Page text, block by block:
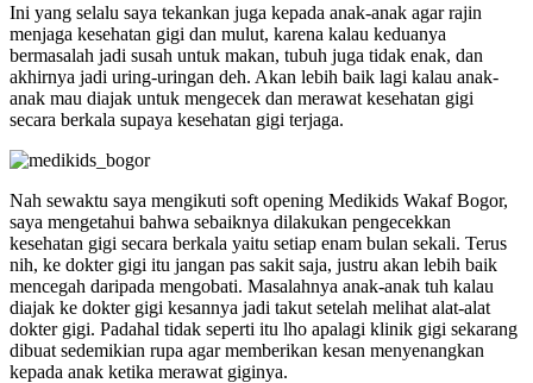
Ini yang selalu saya tekankan juga kepada anak-anak agar rajin
menjaga kesehatan gigi dan mulut, karena kalau keduanya
bermasalah jadi susah untuk makan, tubuh juga tidak enak, dan
akhirnya jadi uring-uringan deh. Akan lebih baik lagi kalau anak-
anak mau diajak untuk mengecek dan merawat kesehatan gigi
secara berkala supaya kesehatan gigi terjaga.
Nah sewaktu saya mengikuti soft opening Medikids Wakaf Bogor,
saya mengetahui bahwa sebaiknya dilakukan pengecekkan
kesehatan gigi secara berkala yaitu setiap enam bulan sekali. Terus
nih, ke dokter gigi itu jangan pas sakit saja, justru akan lebih baik
mencegah daripada mengobati. Masalahnya anak-anak tuh kalau
diajak ke dokter gigi kesannya jadi takut setelah melihat alat-alat
dokter gigi. Padahal tidak seperti itu lho apalagi klinik gigi sekarang
dibuat sedemikian rupa agar memberikan kesan menyenangkan
kepada anak ketika merawat giginya.